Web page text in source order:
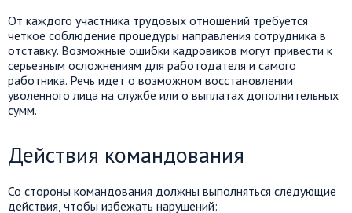
От каждого участника трудовых отношений требуется
четкое соблюдение процедуры направления сотрудника в
отставку. Возможные ошибки кадровиков могут привести к
серьезным осложнениям для работодателя и самого
работника. Речь идет о возможном восстановлении
уволенного лица на службе или о выплатах дополнительных
сумм.
Действия командования
Со стороны командования должны выполняться следующие
действия, чтобы избежать нарушений: